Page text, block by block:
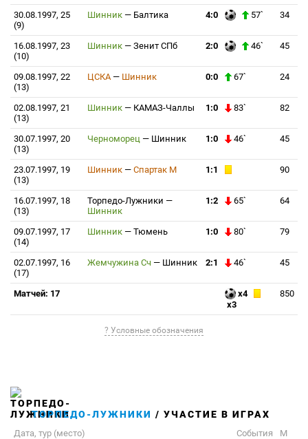
30.08.1997, 25
(9)
Шинник — Балтика 4:0 57` 34
16.08.1997, 23
(10)
Шинник — Зенит СПб 2:0 46` 45
09.08.1997, 22
(13)
ЦСКА — Шинник 0:0 67` 24
02.08.1997, 21
(13)
Шинник — КАМАЗ-Чаллы 1:0 83` 82
30.07.1997, 20
(13)
Черноморец — Шинник 1:0 46` 45
23.07.1997, 19
(13)
Шинник — Спартак М 1:1 90
16.07.1997, 18
(13)
Торпедо-Лужники —
Шинник
1:2 65` 64
09.07.1997, 17
(14)
Шинник — Тюмень 1:0 80` 79
02.07.1997, 16
(17)
Жемчужина Сч — Шинник 2:1 46` 45
Матчей: 17
x4
x3
850
? Условные обозначения
ТОРПЕДО-ЛУЖНИКИ / УЧАСТИЕ В ИГРАХ
Дата, тур (место) События
М